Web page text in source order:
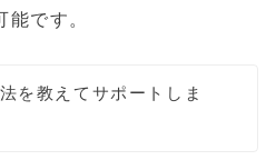
です。
を教えてサポートしま